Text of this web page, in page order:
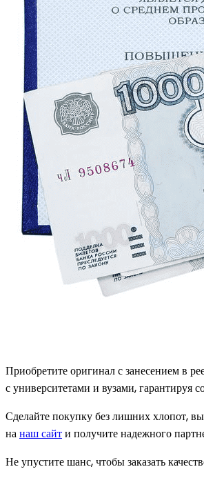
Приобретите оригинал с занесением в
с университетами и вузами, гарантируя
Сделайте покупку без лишних хлопот,
нанаш сайти получите надежного
Не упустите шанс, чтобы заказать